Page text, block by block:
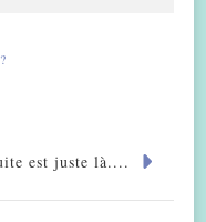
est juste là....